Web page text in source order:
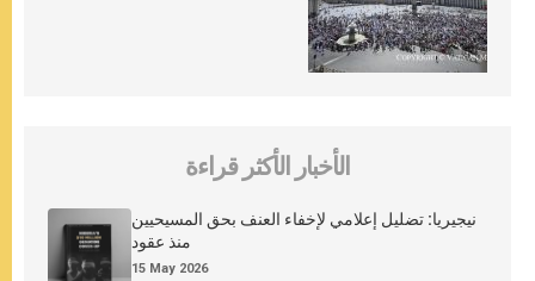
الأخبار الأكثر قراءة
نيجيريا: تضليل إعلامي لإخفاء العنف بحق المسيحيين
منذ عقود
15 May 2026